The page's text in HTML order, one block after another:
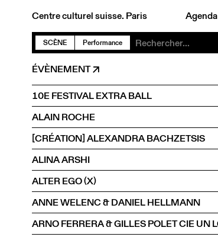
Centre culturel suisse. Paris Agenda
SCÈNE Performance
ÉVÈNEMENT
10E FESTIVAL EXTRA BALL
ALAIN ROCHE
[CRÉATION] ALEXANDRA BACHZETSIS
ALINA ARSHI
ALTER EGO (X)
ANNE WELENC & DANIEL HELLMANN